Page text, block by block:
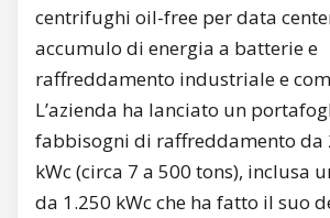
centrifughi oil-free per data
accumulo di energia a batterie e
raffreddamento industriale e
L’azienda ha lanciato un
fabbisogni di raffreddamento da
kWc (circa 7 a 500 tons), inclusa
da 1.250 kWc che ha fatto il suo